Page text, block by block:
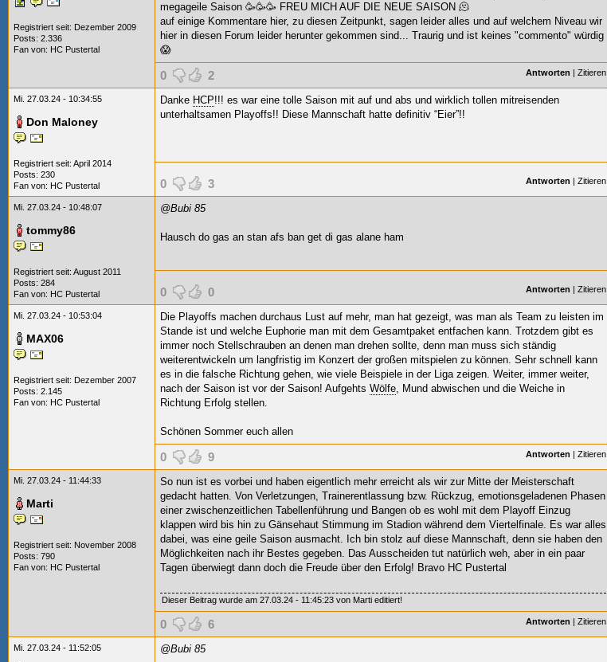
Registriert seit: Dezember 2009
Posts: 2.336
Fan von: HC Pustertal
megageile Saison 🥳🥳🥳 FREU MICH AUF DIE NEUE SAISON 🫠
auf einige Kommentare hier, zu diesen Zeitpunkt, sagen leider alles und auf welchem Niveau wir
hier in diesen Forum leider herunter gekommen sind... Traurig und ist keines "commento" würdig
😱
0 2 Antworten | Zitieren
Mi. 27.03.24 - 10:34:55
Don Maloney
Registriert seit: April 2014
Posts: 230
Fan von: HC Pustertal
Danke HCP!!! es war eine tolle Saison mit auf und abs und wirklich tollen mitreisenden
unterhaltsamen Playoffs!! Diese Mannschaft hatte definitiv “Eier”!!
0 3 Antworten | Zitieren
Mi. 27.03.24 - 10:48:07
tommy86
Registriert seit: August 2011
Posts: 284
Fan von: HC Pustertal
@Bubi 85
Hausch do gas an stan afs ban get di gas alane ham
0 0 Antworten | Zitieren
Mi. 27.03.24 - 10:53:04
MAX06
Registriert seit: Dezember 2007
Posts: 2.145
Fan von: HC Pustertal
Die Playoffs machen durchaus Lust auf mehr, man hat gezeigt, was man als Team zu leisten im
Stande ist und welche Euphorie man mit dem Gesamtpaket entfachen kann. Trotzdem gibt es
immer noch Stellschrauben an denen man drehen sollte, denn man muss sich ständig
weiterentwickeln um langfristig im Konzert der großen mitspielen zu können. Sehr schnell kann
es in die falsche Richtung gehen, wie viele Beispiele in der Liga zeigen. Weiter, immer weiter,
nach der Saison ist vor der Saison! Aufgehts Wölfe, Mund abwischen und die Weiche in
Richtung Erfolg stellen.
Schönen Sommer euch allen
0 9 Antworten | Zitieren
Mi. 27.03.24 - 11:44:33
Marti
Registriert seit: November 2008
Posts: 790
Fan von: HC Pustertal
So nun ist es vorbei und haben eigentlich mehr erreicht als wir zur Mitte der Meisterschaft
gedacht hatten. Von Verletzungen, Trainerentlassung bzw. Rückzug, emotionsgeladenen Phasen
einer zwischenzeitlichen Tabellenführung und Bangen ob es wohl mit dem Playoff Einzug
klappen wird bis hin zu Gänsehaut Stimmung im Stadion während dem Viertelfinale. Es war alles
dabei, was eine geile Saison ausmacht. Ich bin stolz auf diese Mannschaft, denn sie haben den
Möglichkeiten nach ihr Bestes gegeben. Das Ausscheiden tut natürlich weh, aber in ein paar
Tagen überwiegt dann doch die Freude über den Erfolg! Bravo HC Pustertal
Dieser Beitrag wurde am 27.03.24 - 11:45:23 von Marti editiert!
0 6 Antworten | Zitieren
Mi. 27.03.24 - 11:52:05 @Bubi 85